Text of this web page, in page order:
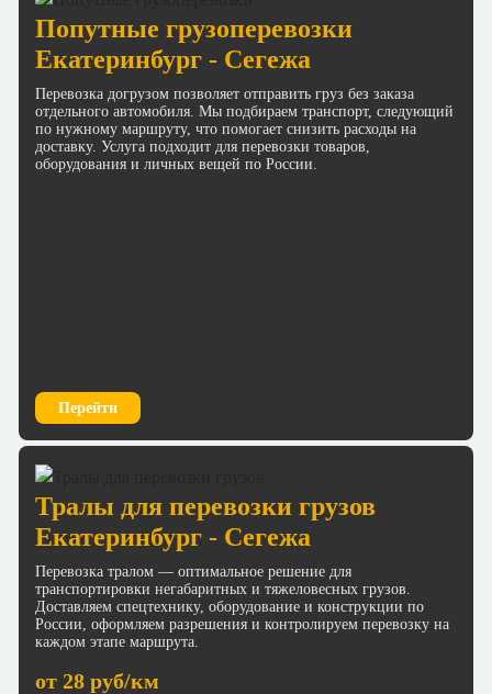
Попутные грузоперевозки
Екатеринбург - Сегежа
Перевозка догрузом позволяет отправить груз без заказа
отдельного автомобиля. Мы подбираем транспорт, следующий
по нужному маршруту, что помогает снизить расходы на
доставку. Услуга подходит для перевозки товаров,
оборудования и личных вещей по России.
Перейти
Тралы для перевозки грузов
Екатеринбург - Сегежа
Перевозка тралом — оптимальное решение для
транспортировки негабаритных и тяжеловесных грузов.
Доставляем спецтехнику, оборудование и конструкции по
России, оформляем разрешения и контролируем перевозку на
каждом этапе маршрута.
от 28 руб/км